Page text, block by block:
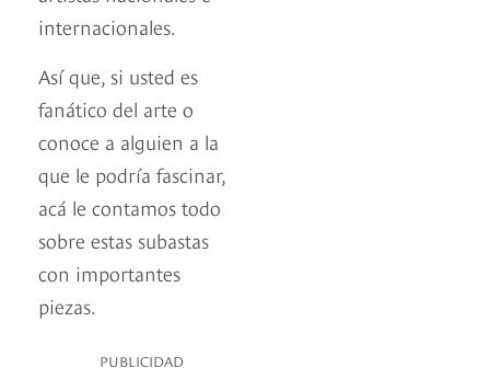
internacionales.
Así que, si usted es
fanático del arte o
conoce a alguien a la
que le podría fascinar,
acá le contamos todo
sobre estas subastas
con importantes
piezas.
PUBLICIDAD